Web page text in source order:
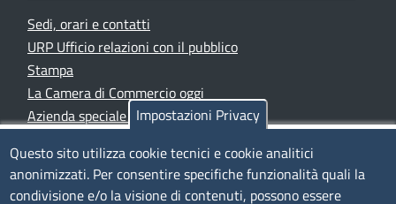
Sedi, orari e contatti
URP Ufficio relazioni con il pubblico
Stampa
La Camera di Commercio oggi
Azienda speciale PromoFirenze
TRASPARENZA
Impostazioni Privacy
Questo sito utilizza cookie tecnici e cookie analitici
anonimizzati. Per consentire specifiche funzionalità quali la
condivisione e/o la visione di contenuti, possono essere